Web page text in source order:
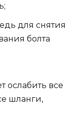
для снятия
болта
ослабить все
шланги,